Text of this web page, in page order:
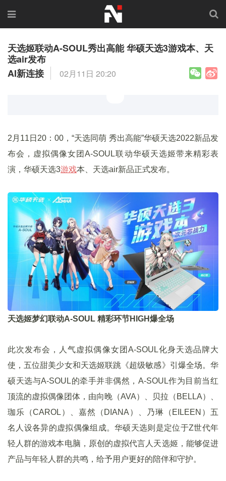
天选姬联动A-SOUL秀出高能 华硕天选3游戏本、天
选air发布
AI新连接
02月11日 20:20
2月11日20：00，“天选同萌 秀出高能”华硕天选2022新品发
布会，虚拟偶像女团A-SOUL联动华硕天选姬带来精彩表
演，华硕天选3游戏本、天选air新品正式发布。
天选姬梦幻联动A-SOUL 精彩环节HIGH爆全场
此次发布会，人气虚拟偶像女团A-SOUL化身天选品牌大
使，五位甜美少女和天选姬联跳《超级敏感》引爆全场。华
硕天选与A-SOUL的牵手并非偶然，A-SOUL作为目前当红
顶流的虚拟偶像团体，由向晚（AVA）、贝拉（BELLA）、
珈乐（CAROL）、嘉然（DIANA）、乃琳（EILEEN）五
名人设各异的虚拟偶像组成。华硕天选则是定位于Z世代年
轻人群的游戏本电脑，原创的虚拟代言人天选姬，能够促进
产品与年轻人群的共鸣，给予用户更好的陪伴和守护。